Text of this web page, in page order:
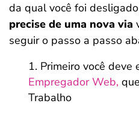
da qual você foi
precise de uma nova via
seguir o passo a passo
Primeiro você deve
Empregador Web,
Trabalho